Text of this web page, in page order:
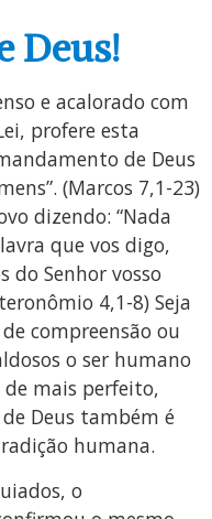
Deus!
e acalorado com
profere esta
de Deus
(Marcos 7,1-23)
dizendo: “Nada
que vos digo,
do Senhor vosso
4,1-8) Seja
compreensão ou
o ser humano
mais perfeito,
Deus também é
humana.
o